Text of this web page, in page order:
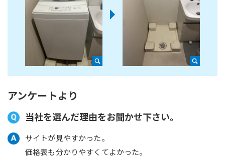
アンケートより
当社を選んだ理由をお聞かせ下さい。
サイトが見やすかった。
価格表も分かりやすくてよかった。